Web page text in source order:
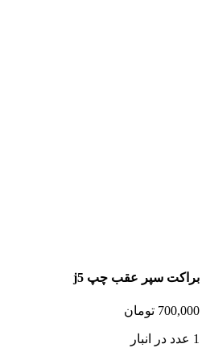
براکت سپر عقب چپ j5
700,000 تومان
1 عدد در انبار